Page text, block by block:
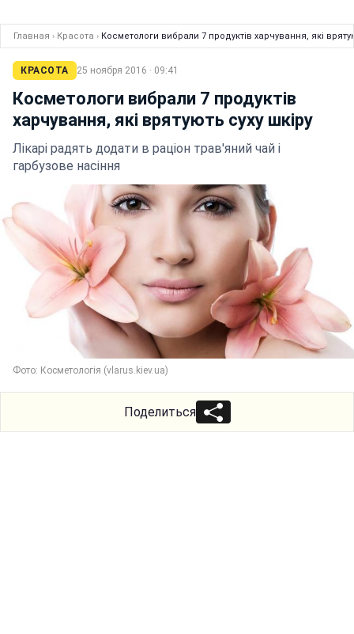
Главная › Красота › Косметологи вибрали 7 продуктів харчування, які
КРАСОТА 25 ноября 2016 · 09:41
Косметологи вибрали 7 продуктів
харчування, які врятують суху шкіру
Лікарі радять додати в раціон трав'яний чай і
гарбузове насіння
Фото: Косметологія (vlarus.kiev.ua)
Поделиться